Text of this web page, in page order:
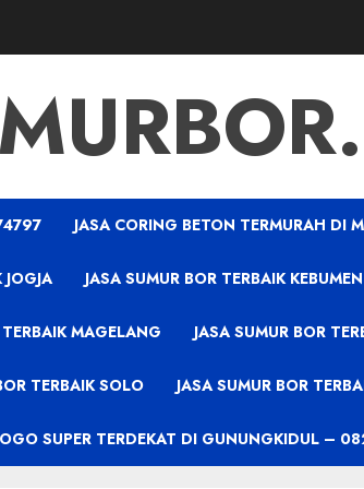
JASA CORING BETON TERMURAH DI
JOGJA JASA SUMUR BOR TERBAIK KEBUMEN
MAGELANG JASA SUMUR BOR
TERBAIK SOLO JASA SUMUR BOR
SUPER TERDEKAT DI GUNUNGKIDUL –